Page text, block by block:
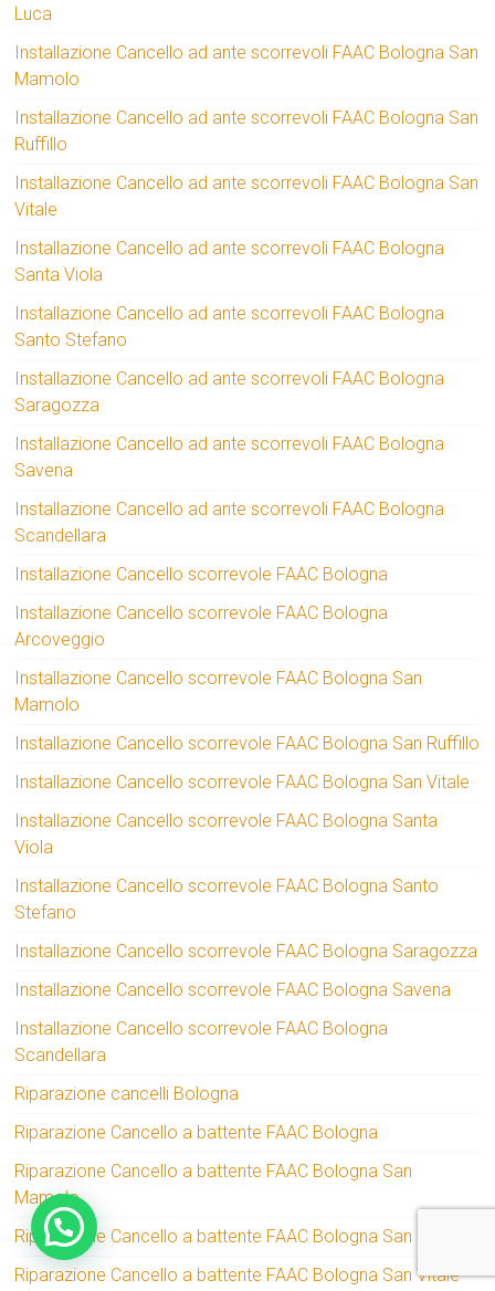
Luca
Installazione Cancello ad ante scorrevoli FAAC Bologna San
Mamolo
Installazione Cancello ad ante scorrevoli FAAC Bologna San
Ruffillo
Installazione Cancello ad ante scorrevoli FAAC Bologna San
Vitale
Installazione Cancello ad ante scorrevoli FAAC Bologna
Santa Viola
Installazione Cancello ad ante scorrevoli FAAC Bologna
Santo Stefano
Installazione Cancello ad ante scorrevoli FAAC Bologna
Saragozza
Installazione Cancello ad ante scorrevoli FAAC Bologna
Savena
Installazione Cancello ad ante scorrevoli FAAC Bologna
Scandellara
Installazione Cancello scorrevole FAAC Bologna
Installazione Cancello scorrevole FAAC Bologna
Arcoveggio
Installazione Cancello scorrevole FAAC Bologna San
Mamolo
Installazione Cancello scorrevole FAAC Bologna San Ruffillo
Installazione Cancello scorrevole FAAC Bologna San Vitale
Installazione Cancello scorrevole FAAC Bologna Santa
Viola
Installazione Cancello scorrevole FAAC Bologna Santo
Stefano
Installazione Cancello scorrevole FAAC Bologna Saragozza
Installazione Cancello scorrevole FAAC Bologna Savena
Installazione Cancello scorrevole FAAC Bologna
Scandellara
Riparazione cancelli Bologna
Riparazione Cancello a battente FAAC Bologna
Riparazione Cancello a battente FAAC Bologna San
Mamolo
Riparazione Cancello a battente FAAC Bologna San Ruffillo
Riparazione Cancello a battente FAAC Bologna San Vitale